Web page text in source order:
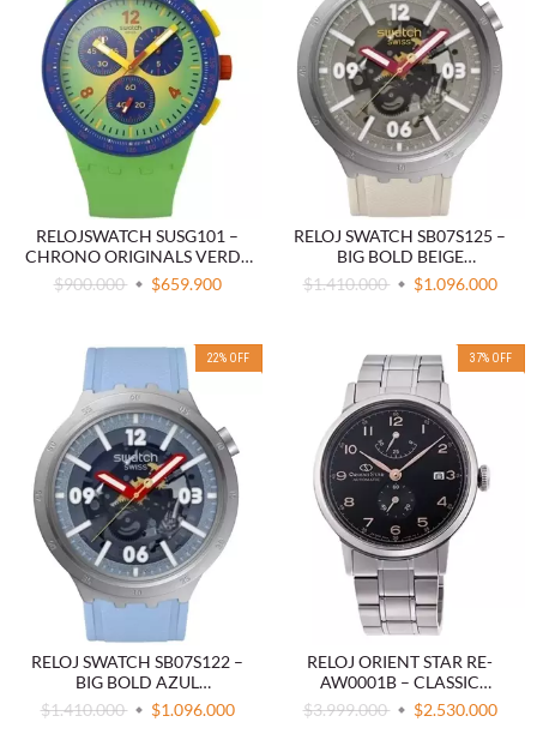
RELOJSWATCH SUSG101 –
CHRONO ORIGINALS VERDE
MULTICOLOR 42MM CUARZO
SILICONA 3 ATM
$900.000 $659.900
RELOJ SWATCH SB07S125 –
BIG BOLD BEIGE
TRANSPARENTE 47MM
CUARZO SILICONA 3 ATM
$1.410.000 $1.096.000
22% OFF
RELOJ SWATCH SB07S122 –
BIG BOLD AZUL
TRANSPARENTE 47MM
CUARZO SILICONA 3 ATM
$1.410.000 $1.096.000
37% OFF
RELOJ ORIENT STAR RE-
AW0001B – CLASSIC
HERITAGE GOTHIC
AUTOMÁTICO 38.7MM
$3.999.000 $2.530.000